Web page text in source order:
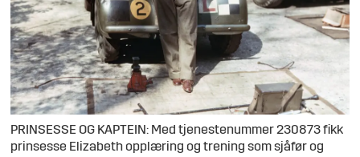
PRINSESSE OG KAPTEIN: Med tjenestenummer 230873 fikk
prinsesse Elizabeth opplæring og trening som sjåfør og